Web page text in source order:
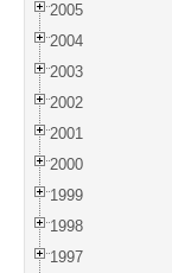
2005
2004
2003
2002
2001
2000
1999
1998
1997